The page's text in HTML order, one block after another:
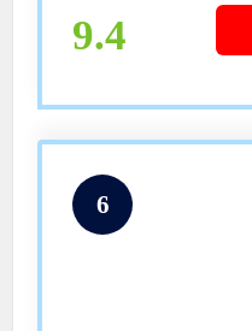
9.4
6